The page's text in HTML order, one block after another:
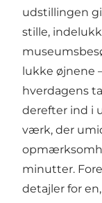
udstillingen
stille,
lukke øjnene
hverdagens
derefter ind i
værk, der
minutter.
detajler for